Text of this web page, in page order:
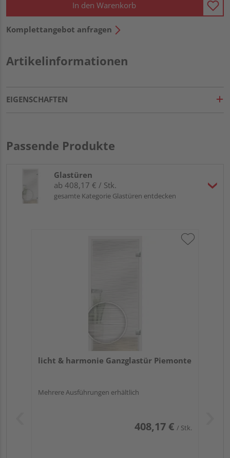
In den Warenkorb
Komplettangebot anfragen
Artikelinformationen
EIGENSCHAFTEN
Passende Produkte
Glastüren
ab 408,17 € / Stk.
gesamte Kategorie Glastüren entdecken
licht & harmonie Ganzglastür Piemonte
Mehrere Ausführungen erhältlich
408,17 € / Stk.